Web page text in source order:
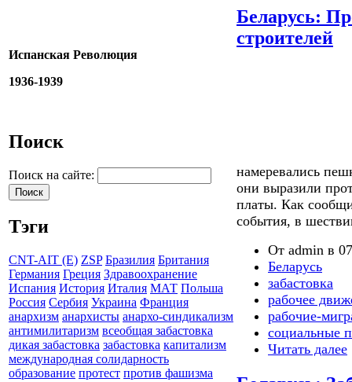
Испанская Революция
1936-1939
Поиск
Поиск на сайте:
Тэги
CNT-AIT (E) ZSP Бразилия Британия
Германия Греция Здравоохранение
Испания История Италия МАТ Польша
Россия Сербия Украина Франция
анархизм анархисты анархо-синдикализм
антимилитаризм всеобщая забастовка
дикая забастовка забастовка капитализм
международная солидарность
образование протест против фашизма
Беларусь:
строителей
намеревались
они выразили
платы. Как
события, в
От admin в
Беларусь
забастовка
рабочее
рабочие-
социальные
Читать далее